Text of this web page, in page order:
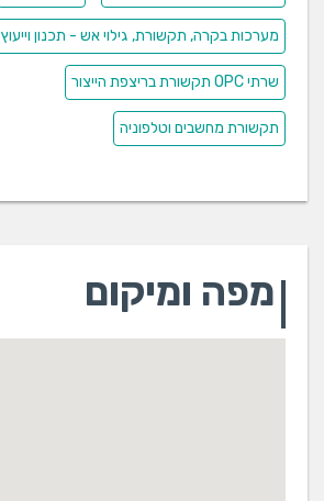
מערכות בקרה, תקשורת, גילוי אש - תכנון וייעוץ
שרתי OPC תקשורת בריצפת הייצור
תקשורת מחשבים וטלפוניה
מפה ומיקום